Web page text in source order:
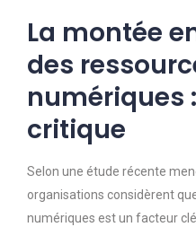
La montée
des
numériques
critique
Selon une étude récente
organisations considèrent
numériques est un facteur